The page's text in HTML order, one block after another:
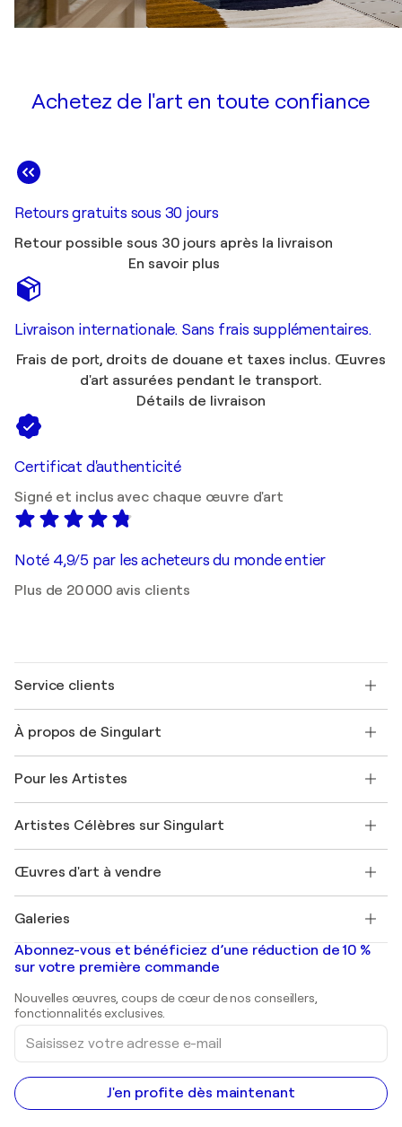
Achetez de l'art en toute confiance
Retours gratuits sous 30 jours
Retour possible sous 30 jours après la livraison
En savoir plus
Livraison internationale. Sans frais supplémentaires.
Frais de port, droits de douane et taxes inclus. Œuvres
d'art assurées pendant le transport.
Détails de livraison
Certificat d'authenticité
Signé et inclus avec chaque œuvre d'art
Noté 4,9/5 par les acheteurs du monde entier
Plus de 20 000 avis clients
Service clients
Expédition
Offrir une carte cadeau
Rejoignez notre programme commercial
Mon compte
+33 1 76 44 06 42
À propos de Singulart
FAQ
Magazine Singulart
Emplois
Découvrez une sélection d'art original
Pour les Artistes
Se connecter en tant qu'Artiste
Artistes Célèbres sur Singulart
Marc Chagall
Banksy
Mr. Brainwash
Shepard Fairey
Œuvres d'art à vendre
Tableaux abstraits à vendre
Peintures de paysage
Estampes
Peintures acryliques
Galeries
Galeries d'art en France
Galeries d'art en Belgique
Abonnez-vous et bénéficiez d’une réduction de 10 %
sur votre première commande
Nouvelles œuvres, coups de cœur de nos conseillers,
fonctionnalités exclusives.
Saisissez
votre
adresse
e-
mail
J'en profite dès maintenant